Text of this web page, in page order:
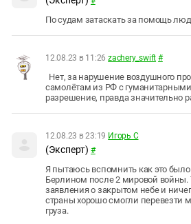
По судам затаскать за помощь
12.08.23 в 11:26 zachery_swift #
Нет, за нарушение воздушного
самолётам из РФ с
разрешение, правда значительно
12.08.23 в 23:19 Игорь С
(Эксперт) #
Я пытаюсь вспомнить как это
Берлином после 2 мировой
заявления о закрытом небе и
страны хорошо смогли перевезти
груза.